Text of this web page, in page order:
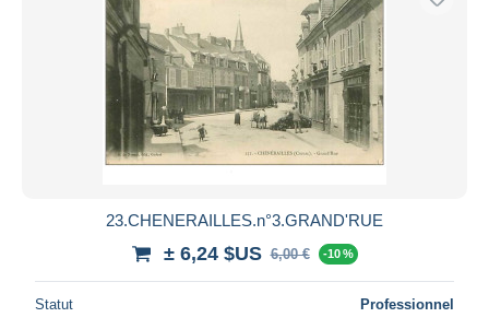
23.CHENERAILLES.n°3.GRAND'RUE
± 6,24 $US 6,00 € -10 %
Statut Professionnel